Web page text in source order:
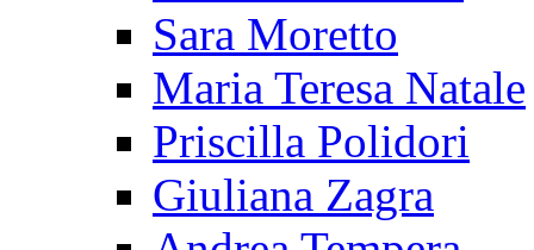
Sara Moretto
Maria Teresa Natale
Priscilla Polidori
Giuliana Zagra